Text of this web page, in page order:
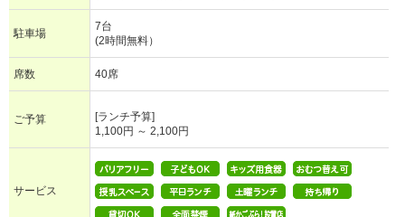
駐車場
7台
(2時間無料）
席数 40席
ご予算
[ランチ予算]
1,100円 ～ 2,100円
サービス